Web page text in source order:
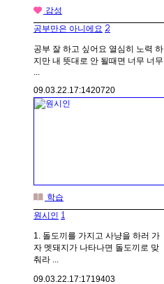
감성
공부만은 아니에요 2
공부 잘 하고 싶어요 열심히 노력 하
지만 내 뜻대로 안 될때면 너무 너무
...
09.03.22.17:1420720
학습
원시인 1
1. 돌도끼를 가지고 사냥을 하러 가
자 멧돼지가 나타나면 돌도끼로 맞
춰라 ...
09.03.22.17:1719403